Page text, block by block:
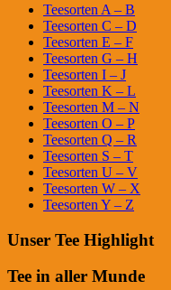
Teesorten A – B
Teesorten C – D
Teesorten E – F
Teesorten G – H
Teesorten I – J
Teesorten K – L
Teesorten M – N
Teesorten O – P
Teesorten Q – R
Teesorten S – T
Teesorten U – V
Teesorten W – X
Teesorten Y – Z
Unser Tee Highlight
Tee in aller Munde